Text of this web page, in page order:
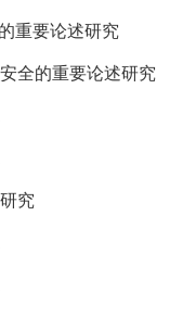
重要论述研究
全的重要论述研究
究